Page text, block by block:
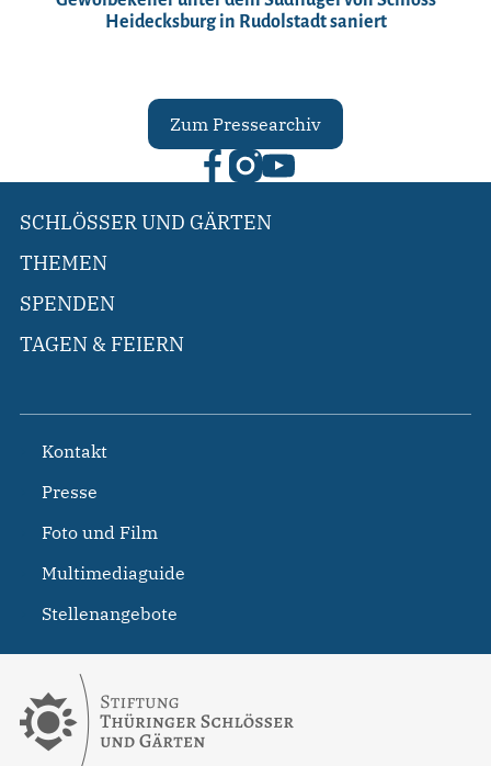
Heidecksburg in Rudolstadt saniert
Zum Pressearchiv
SCHLÖSSER UND GÄRTEN
THEMEN
SPENDEN
TAGEN & FEIERN
Kontakt
Presse
Foto und Film
Multimediaguide
Stellenangebote